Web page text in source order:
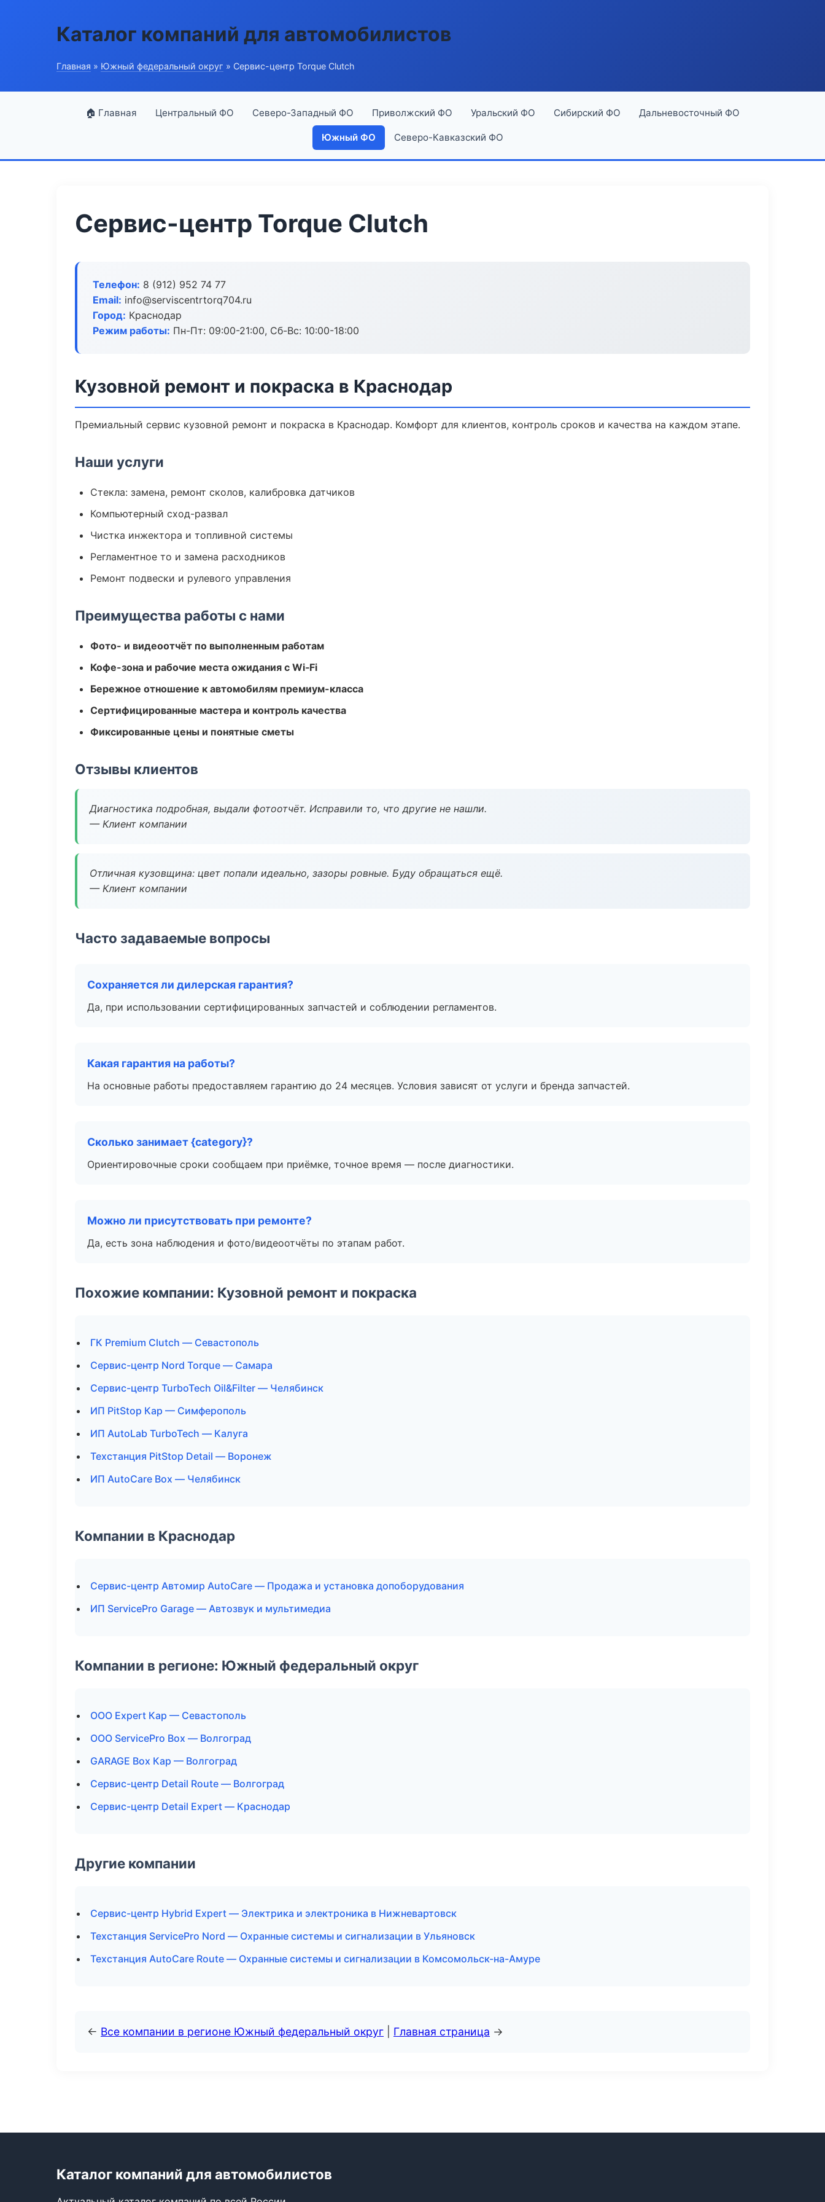
Каталог компаний для автомобилистов
Главная » Южный федеральный округ » Сервис-центр Torque Clutch
🏠 Главная Центральный ФО Северо-Западный ФО Приволжский ФО Уральский ФО Сибирский ФО Дальневосточный ФО
Южный ФО Северо-Кавказский ФО
Сервис-центр Torque Clutch
Телефон: 8 (912) 952 74 77
Email: info@serviscentrtorq704.ru
Город: Краснодар
Режим работы: Пн-Пт: 09:00-21:00, Сб-Вс: 10:00-18:00
Кузовной ремонт и покраска в Краснодар
Премиальный сервис кузовной ремонт и покраска в Краснодар. Комфорт для клиентов, контроль сроков и качества на каждом этапе.
Наши услуги
Стекла: замена, ремонт сколов, калибровка датчиков
Компьютерный сход-развал
Чистка инжектора и топливной системы
Регламентное то и замена расходников
Ремонт подвески и рулевого управления
Преимущества работы с нами
Фото- и видеоотчёт по выполненным работам
Кофе-зона и рабочие места ожидания с Wi‑Fi
Бережное отношение к автомобилям премиум-класса
Сертифицированные мастера и контроль качества
Фиксированные цены и понятные сметы
Отзывы клиентов
Диагностика подробная, выдали фотоотчёт. Исправили то, что другие не нашли.
— Клиент компании
Отличная кузовщина: цвет попали идеально, зазоры ровные. Буду обращаться ещё.
— Клиент компании
Часто задаваемые вопросы
Сохраняется ли дилерская гарантия?
Да, при использовании сертифицированных запчастей и соблюдении регламентов.
Какая гарантия на работы?
На основные работы предоставляем гарантию до 24 месяцев. Условия зависят от услуги и бренда запчастей.
Сколько занимает {category}?
Ориентировочные сроки сообщаем при приёмке, точное время — после диагностики.
Можно ли присутствовать при ремонте?
Да, есть зона наблюдения и фото/видеоотчёты по этапам работ.
Похожие компании: Кузовной ремонт и покраска
ГК Premium Clutch — Севастополь
Сервис-центр Nord Torque — Самара
Сервис-центр TurboTech Oil&Filter — Челябинск
ИП PitStop Кар — Симферополь
ИП AutoLab TurboTech — Калуга
Техстанция PitStop Detail — Воронеж
ИП AutoCare Box — Челябинск
Компании в Краснодар
Сервис-центр Автомир AutoCare — Продажа и установка допоборудования
ИП ServicePro Garage — Автозвук и мультимедиа
Компании в регионе: Южный федеральный округ
ООО Expert Кар — Севастополь
ООО ServicePro Box — Волгоград
GARAGE Box Кар — Волгоград
Сервис-центр Detail Route — Волгоград
Сервис-центр Detail Expert — Краснодар
Другие компании
Сервис-центр Hybrid Expert — Электрика и электроника в Нижневартовск
Техстанция ServicePro Nord — Охранные системы и сигнализации в Ульяновск
Техстанция AutoCare Route — Охранные системы и сигнализации в Комсомольск-на-Амуре
← Все компании в регионе Южный федеральный округ Главная страница →
Каталог компаний для автомобилистов